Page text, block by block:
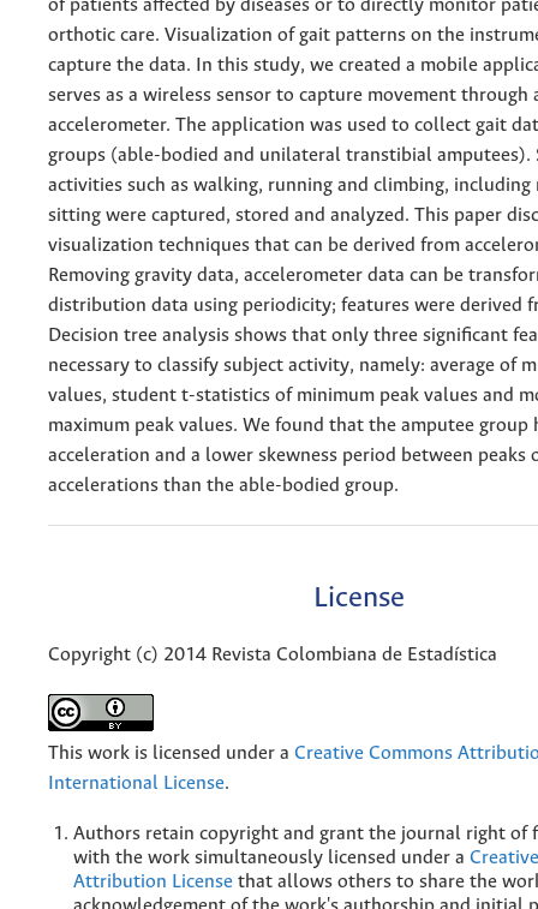
of patients affected by diseases or to directly monitor
orthotic care. Visualization of gait patterns on the
capture the data. In this study, we created a mobile
serves as a wireless sensor to capture movement through
accelerometer. The application was used to collect gait
groups (able-bodied and unilateral transtibial amputees).
activities such as walking, running and climbing, including
sitting were captured, stored and analyzed. This paper
visualization techniques that can be derived from
Removing gravity data, accelerometer data can be
distribution data using periodicity; features were derived
Decision tree analysis shows that only three significant
necessary to classify subject activity, namely: average of
values, student t-statistics of minimum peak values and
maximum peak values. We found that the amputee group
acceleration and a lower skewness period between peaks
accelerations than the able-bodied group.
License
Copyright (c) 2014 Revista Colombiana de Estadística
This work is licensed under a Creative Commons
International License.
Authors retain copyright and grant the journal right of
with the work simultaneously licensed under a
Attribution License that allows others to share the